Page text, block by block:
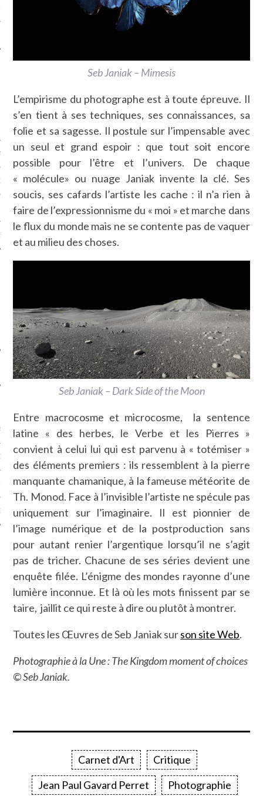
CARAVELLE
PODCAST
CARAVELLE
PODCAST
Seb Janiak – Mimesis
L’empirisme du photographe est à toute épreuve. Il
s’en tient à ses techniques, ses connaissances, sa
folie et sa sagesse. Il postule sur l’impensable avec
un seul et grand espoir : que tout soit encore
possible pour l’être et l’univers. De chaque
« molécule» ou nuage Janiak invente la clé. Ses
soucis, ses cafards l’artiste les cache : il n’a rien à
faire de l’expressionnisme du « moi » et marche dans
le flux du monde mais ne se contente pas de vaquer
et au milieu des choses.
Seb Janiak – Dark Side of the Moon
Entre macrocosme et microcosme, la sentence
latine « des herbes, le Verbe et les Pierres »
convient à celui lui qui est parvenu à « totémiser »
des éléments premiers : ils ressemblent à la pierre
manquante chamanique, à la fameuse météorite de
Th. Monod. Face à l’invisible l’artiste ne spécule pas
uniquement sur l’imaginaire. Il est pionnier de
l’image numérique et de la postproduction sans
pour autant renier l’argentique lorsqu’il ne s’agit
pas de tricher. Chacune de ses séries devient une
enquête filée. L’énigme des mondes rayonne d’une
lumière inconnue. Et là où les mots finissent par se
taire, jaillit ce qui reste à dire ou plutôt à montrer.
Toutes les Œuvres de Seb Janiak surson site Web.
Photographie à la Une : The Kingdom moment of choices
© Seb Janiak.
Carnet d'Art
Critique
Jean Paul Gavard Perret
Photographie